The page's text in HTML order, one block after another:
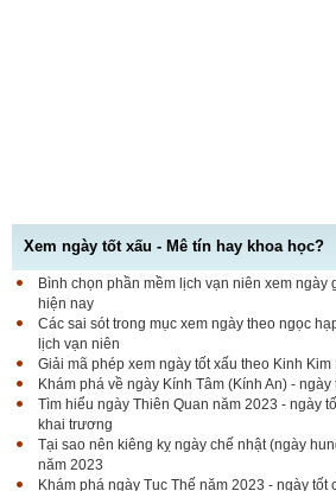
Xem ngày tốt xấu - Mê tín hay khoa học?
Bình chọn phần mềm lịch vạn niên xem ngày
hiện nay
Các sai sót trong mục xem ngày theo ngọc
lịch vạn niên
Giải mã phép xem ngày tốt xấu theo Kinh
Khám phá về ngày Kính Tâm (Kính An) -
Tìm hiểu ngày Thiên Quan năm 2023 - ngày
khai trương
Tại sao nên kiêng kỵ ngày chế nhật (ngày
năm 2023
Khám phá ngày Tục Thế năm 2023 - ngày